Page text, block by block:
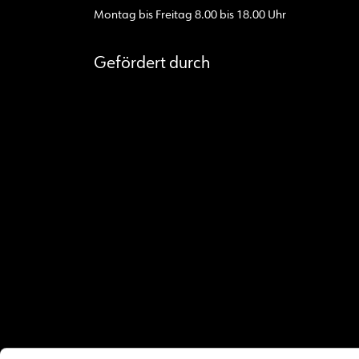
Montag bis Freitag 8.00 bis 18.00 Uhr
Gefördert durch